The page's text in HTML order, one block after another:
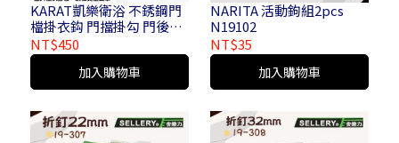
KARAT凱樂衛浴 不銹鋼門
檔掛衣鈎 門擋掛勾 門後掛
鉤 K-6002
NT$450
加入購物車
NARITA 活動鉤組2pcs
N19102
NT$35
加入購物車